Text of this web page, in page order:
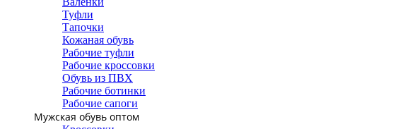
Туфли
Тапочки
Кожаная обувь
Рабочие туфли
Рабочие кроссовки
Обувь из ПВХ
Рабочие ботинки
Рабочие сапоги
Мужская обувь оптом